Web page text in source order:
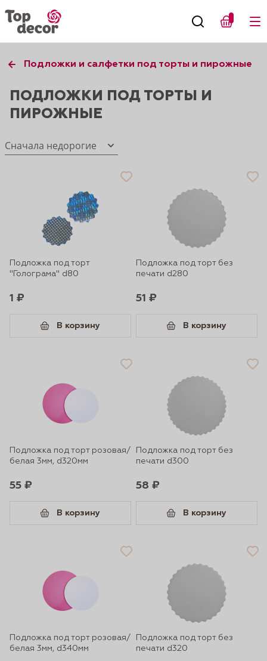
Подложки и салфетки под торты и пирожные
ПОДЛОЖКИ ПОД ТОРТЫ И
ПИРОЖНЫЕ
Сначала недорогие
Подложка под торт
"Голограма" d80
1 ₽
В корзину
Подложка под торт без
печати d280
51 ₽
В корзину
Подложка под торт розовая/
белая 3мм, d320мм
55 ₽
В корзину
Подложка под торт без
печати d300
58 ₽
В корзину
Подложка под торт розовая/
белая 3мм, d340мм
Подложка под торт без
печати d320